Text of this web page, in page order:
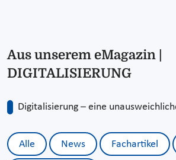
Aus unserem eMagazin |
DIGITALISIERUNG
Digitalisierung – eine
Alle News Fachartikel